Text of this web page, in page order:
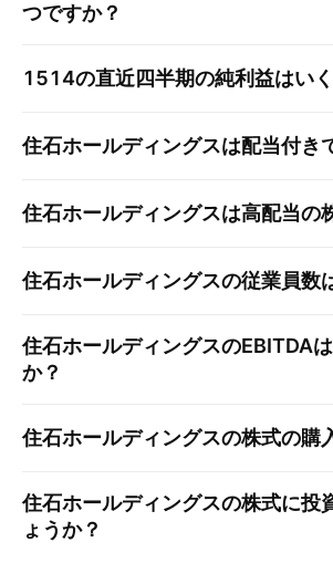
つですか？
1514の直近四半期の純利益はい
住石ホールディングスは配当付き
住石ホールディングスは高配当の
住石ホールディングスの従業員数
住石ホールディングスのEBITDA
か？
住石ホールディングスの株式の購
住石ホールディングスの株式に投
ょうか？